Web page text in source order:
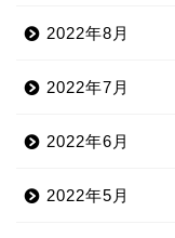
2022年8月
2022年7月
2022年6月
2022年5月